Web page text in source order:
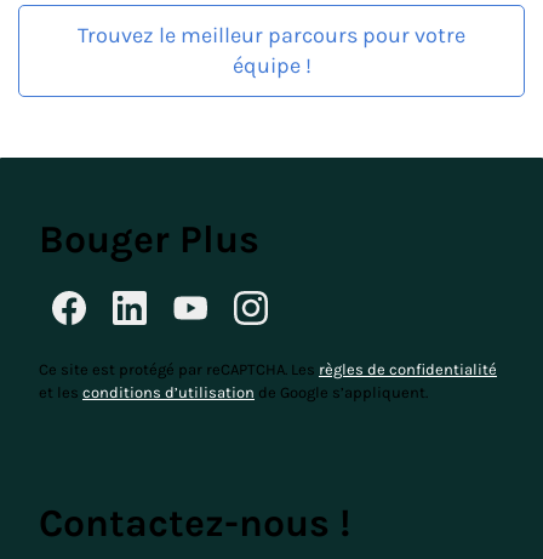
Trouvez le meilleur parcours pour votre
équipe !
Bouger Plus
Ce site est protégé par reCAPTCHA. Les règles de confidentialité
et les conditions d’utilisation de Google s’appliquent.
Contactez-nous !